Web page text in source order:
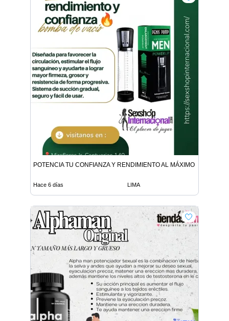
POTENCIA TU CONFIANZA Y RENDIMIENTO AL MÁXIMO
Hace 6 días LIMA